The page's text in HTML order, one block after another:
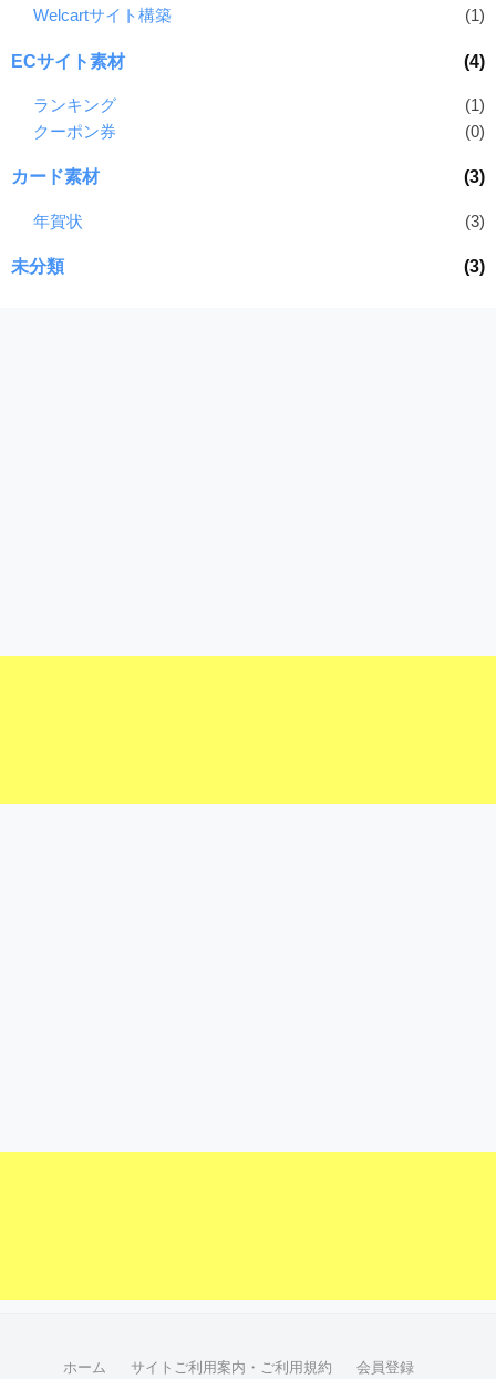
Welcartサイト構築
(1)
ECサイト素材 (4)
ランキング
(1)
クーポン券
(0)
カード素材 (3)
年賀状 (3)
未分類 (3)
ホーム サイトご利用案内・ご利用規約 会員登録